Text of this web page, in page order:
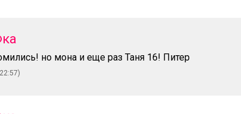
но мона и еще раз Таня 16! Питер